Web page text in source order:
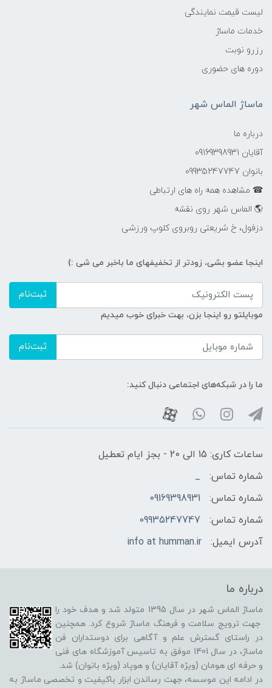
لیست قیمت نمایندگی
خدمات ماساژ
رزرو نوبت
دوره های حضوری
ماساژ الماس شهر
درباره ما
آقایان 09169398931
بانوان 09935247747
☎ مشاهده همه راه های ارتباطی
🌎 الماس شهر روی نقشه
دزفول، خ شریعتی روبروی کلوپ ورزشی
اینجا عضو بشی، زودتر از تخفیفهای ما باخبر می شی :)
ثبت‌نام
موبایلتو رو اینجا بزن، بهت خبرای خوب میدیم
ثبت‌نام
ما را در شبکه‌های اجتماعی دنبال کنید:
ساعات کاری: 15 الی 20 - بجز ایام تعطیل
شماره تماس:
_
شماره تماس:
09169398931
شماره تماس:
09935247747
آدرس ایمیل:
info at humman.ir
درباره ما
ماساژ الماس شهر در سال 1395 متولد شد و هدف خود را
جهت ترویج سلامت و فرهنگ ماساژ شروع کرد. همچنین
در راستای گسترش علم و آگاهی برای دوستداران فن
ماساژ، در سال 1401 موفق به تاسیس آموزشگاه های فنی
و حرفه ای هومان (ویژه آقایان) و هوپاد (ویژه بانوان) شد.
در ادامه این موسسه، جهت رساندن ابزار باکیفیت و تخصصی ماساژ به